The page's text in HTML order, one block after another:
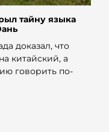
тайну языка
доказал, что
китайский, а
говорить по-